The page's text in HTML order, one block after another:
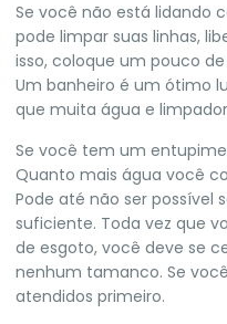
Se você não está lidando
pode limpar suas linhas,
isso, coloque um pouco
Um banheiro é um ótimo
que muita água e
Se você tem um
Quanto mais água você
Pode até não ser possível
suficiente. Toda vez que
de esgoto, você deve se
nenhum tamanco. Se
atendidos primeiro.